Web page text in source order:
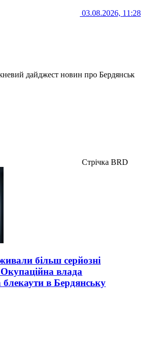
03.08.2026, 11:28
дайджест новин про Бердянськ
Стрічка BRD
більш серйозні
влада
в Бердянську